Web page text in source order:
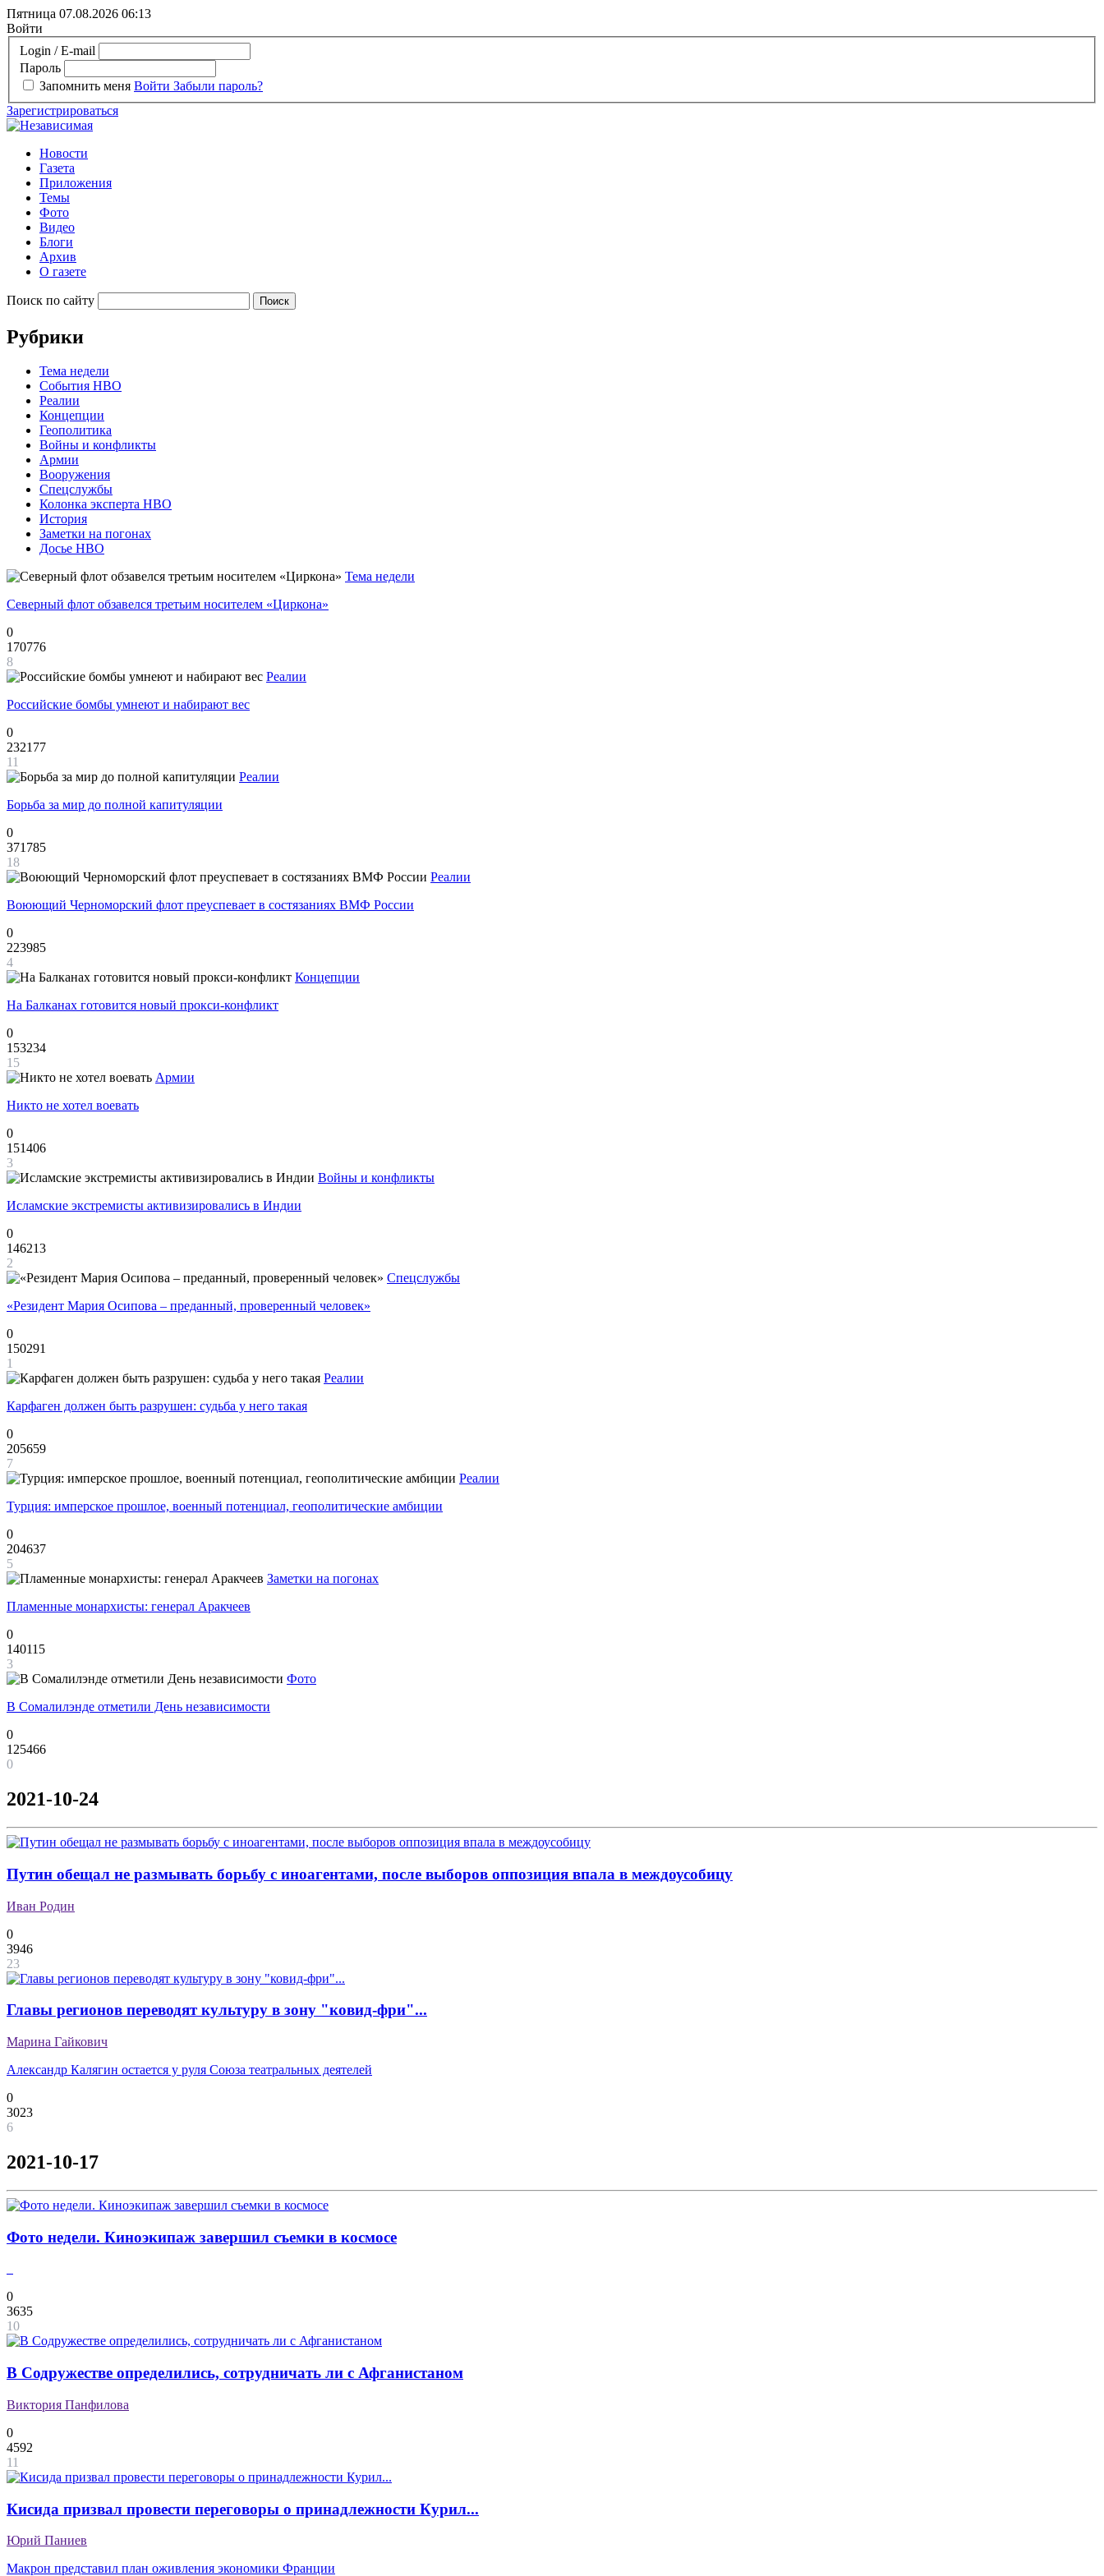
Пятница 07.08.2026 06:13
Войти
Login / E-mail
Пароль
Запомнить меня Войти Забыли пароль?
Зарегистрироваться
Новости
Газета
Приложения
Темы
Фото
Видео
Блоги
Архив
О газете
Поиск по сайту
Рубрики
Тема недели
События НВО
Реалии
Концепции
Геополитика
Войны и конфликты
Армии
Вооружения
Спецслужбы
Колонка эксперта НВО
История
Заметки на погонах
Досье НВО
Тема недели
Северный флот обзавелся третьим носителем «Циркона»
0
170776
8
Реалии
Российские бомбы умнеют и набирают вес
0
232177
11
Реалии
Борьба за мир до полной капитуляции
0
371785
18
Реалии
Воюющий Черноморский флот преуспевает в состязаниях ВМФ России
0
223985
4
Концепции
На Балканах готовится новый прокси-конфликт
0
153234
15
Армии
Никто не хотел воевать
0
151406
3
Войны и конфликты
Исламские экстремисты активизировались в Индии
0
146213
2
Спецслужбы
«Резидент Мария Осипова – преданный, проверенный человек»
0
150291
1
Реалии
Карфаген должен быть разрушен: судьба у него такая
0
205659
7
Реалии
Турция: имперское прошлое, военный потенциал, геополитические амбиции
0
204637
5
Заметки на погонах
Пламенные монархисты: генерал Аракчеев
0
140115
3
Фото
В Сомалилэнде отметили День независимости
0
125466
0
2021-10-24
Путин обещал не размывать борьбу с иноагентами, после выборов оппозиция впала в междоусобицу
Иван Родин
0
3946
23
Главы регионов переводят культуру в зону "ковид-фри"...
Марина Гайкович
Александр Калягин остается у руля Союза театральных деятелей
0
3023
6
2021-10-17
Фото недели. Киноэкипаж завершил съемки в космосе
0
3635
10
В Содружестве определились, сотрудничать ли с Афганистаном
Виктория Панфилова
0
4592
11
Кисида призвал провести переговоры о принадлежности Курил...
Юрий Паниев
Макрон представил план оживления экономики Франции